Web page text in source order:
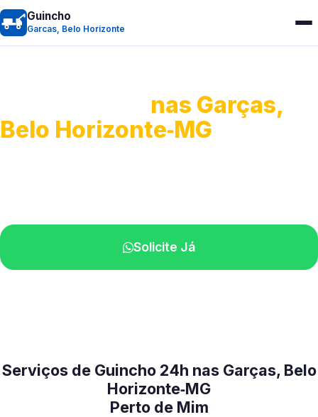
Guincho
Garcas, Belo Horizonte
nas Garças,
Belo Horizonte‑MG
Solicite Já
Serviços de Guincho 24h nas Garças, Belo
Horizonte‑MG
Perto de Mim